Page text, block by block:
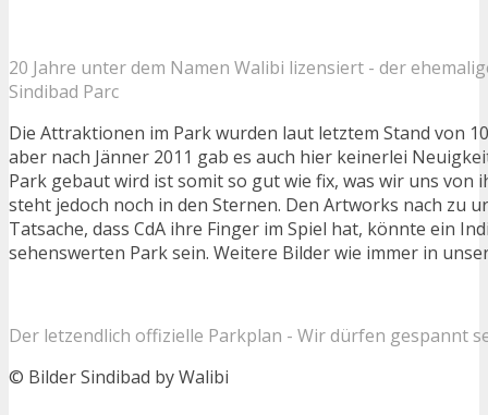
20 Jahre unter dem Namen Walibi lizensiert - der
Sindibad Parc
Die Attraktionen im Park wurden laut letztem Stand von
aber nach Jänner 2011 gab es auch hier keinerlei
Park gebaut wird ist somit so gut wie fix, was wir uns von
steht jedoch noch in den Sternen. Den Artworks nach zu
Tatsache, dass CdA ihre Finger im Spiel hat, könnte ein
sehenswerten Park sein. Weitere Bilder wie immer in
Der letzendlich offizielle Parkplan - Wir dürfen gespannt
© Bilder Sindibad by Walibi